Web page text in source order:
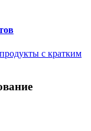
с кратким